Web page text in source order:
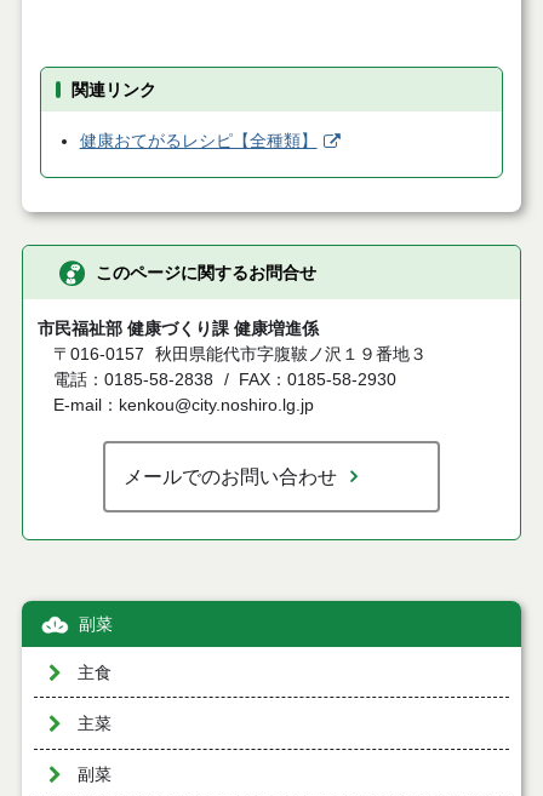
関連リンク
健康おてがるレシピ【全種類】
このページに関するお問合せ
市民福祉部 健康づくり課 健康増進係
〒016-0157
秋田県能代市字腹鞁ノ沢１９番地３
電話：0185-58-2838
FAX：0185-58-2930
E-mail：kenkou@city.noshiro.lg.jp
メールでのお問い合わせ
副菜
主食
主菜
副菜